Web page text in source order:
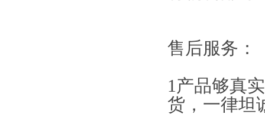
售后服务：
1产品够真
货，一律坦